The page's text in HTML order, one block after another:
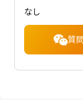
なし
質